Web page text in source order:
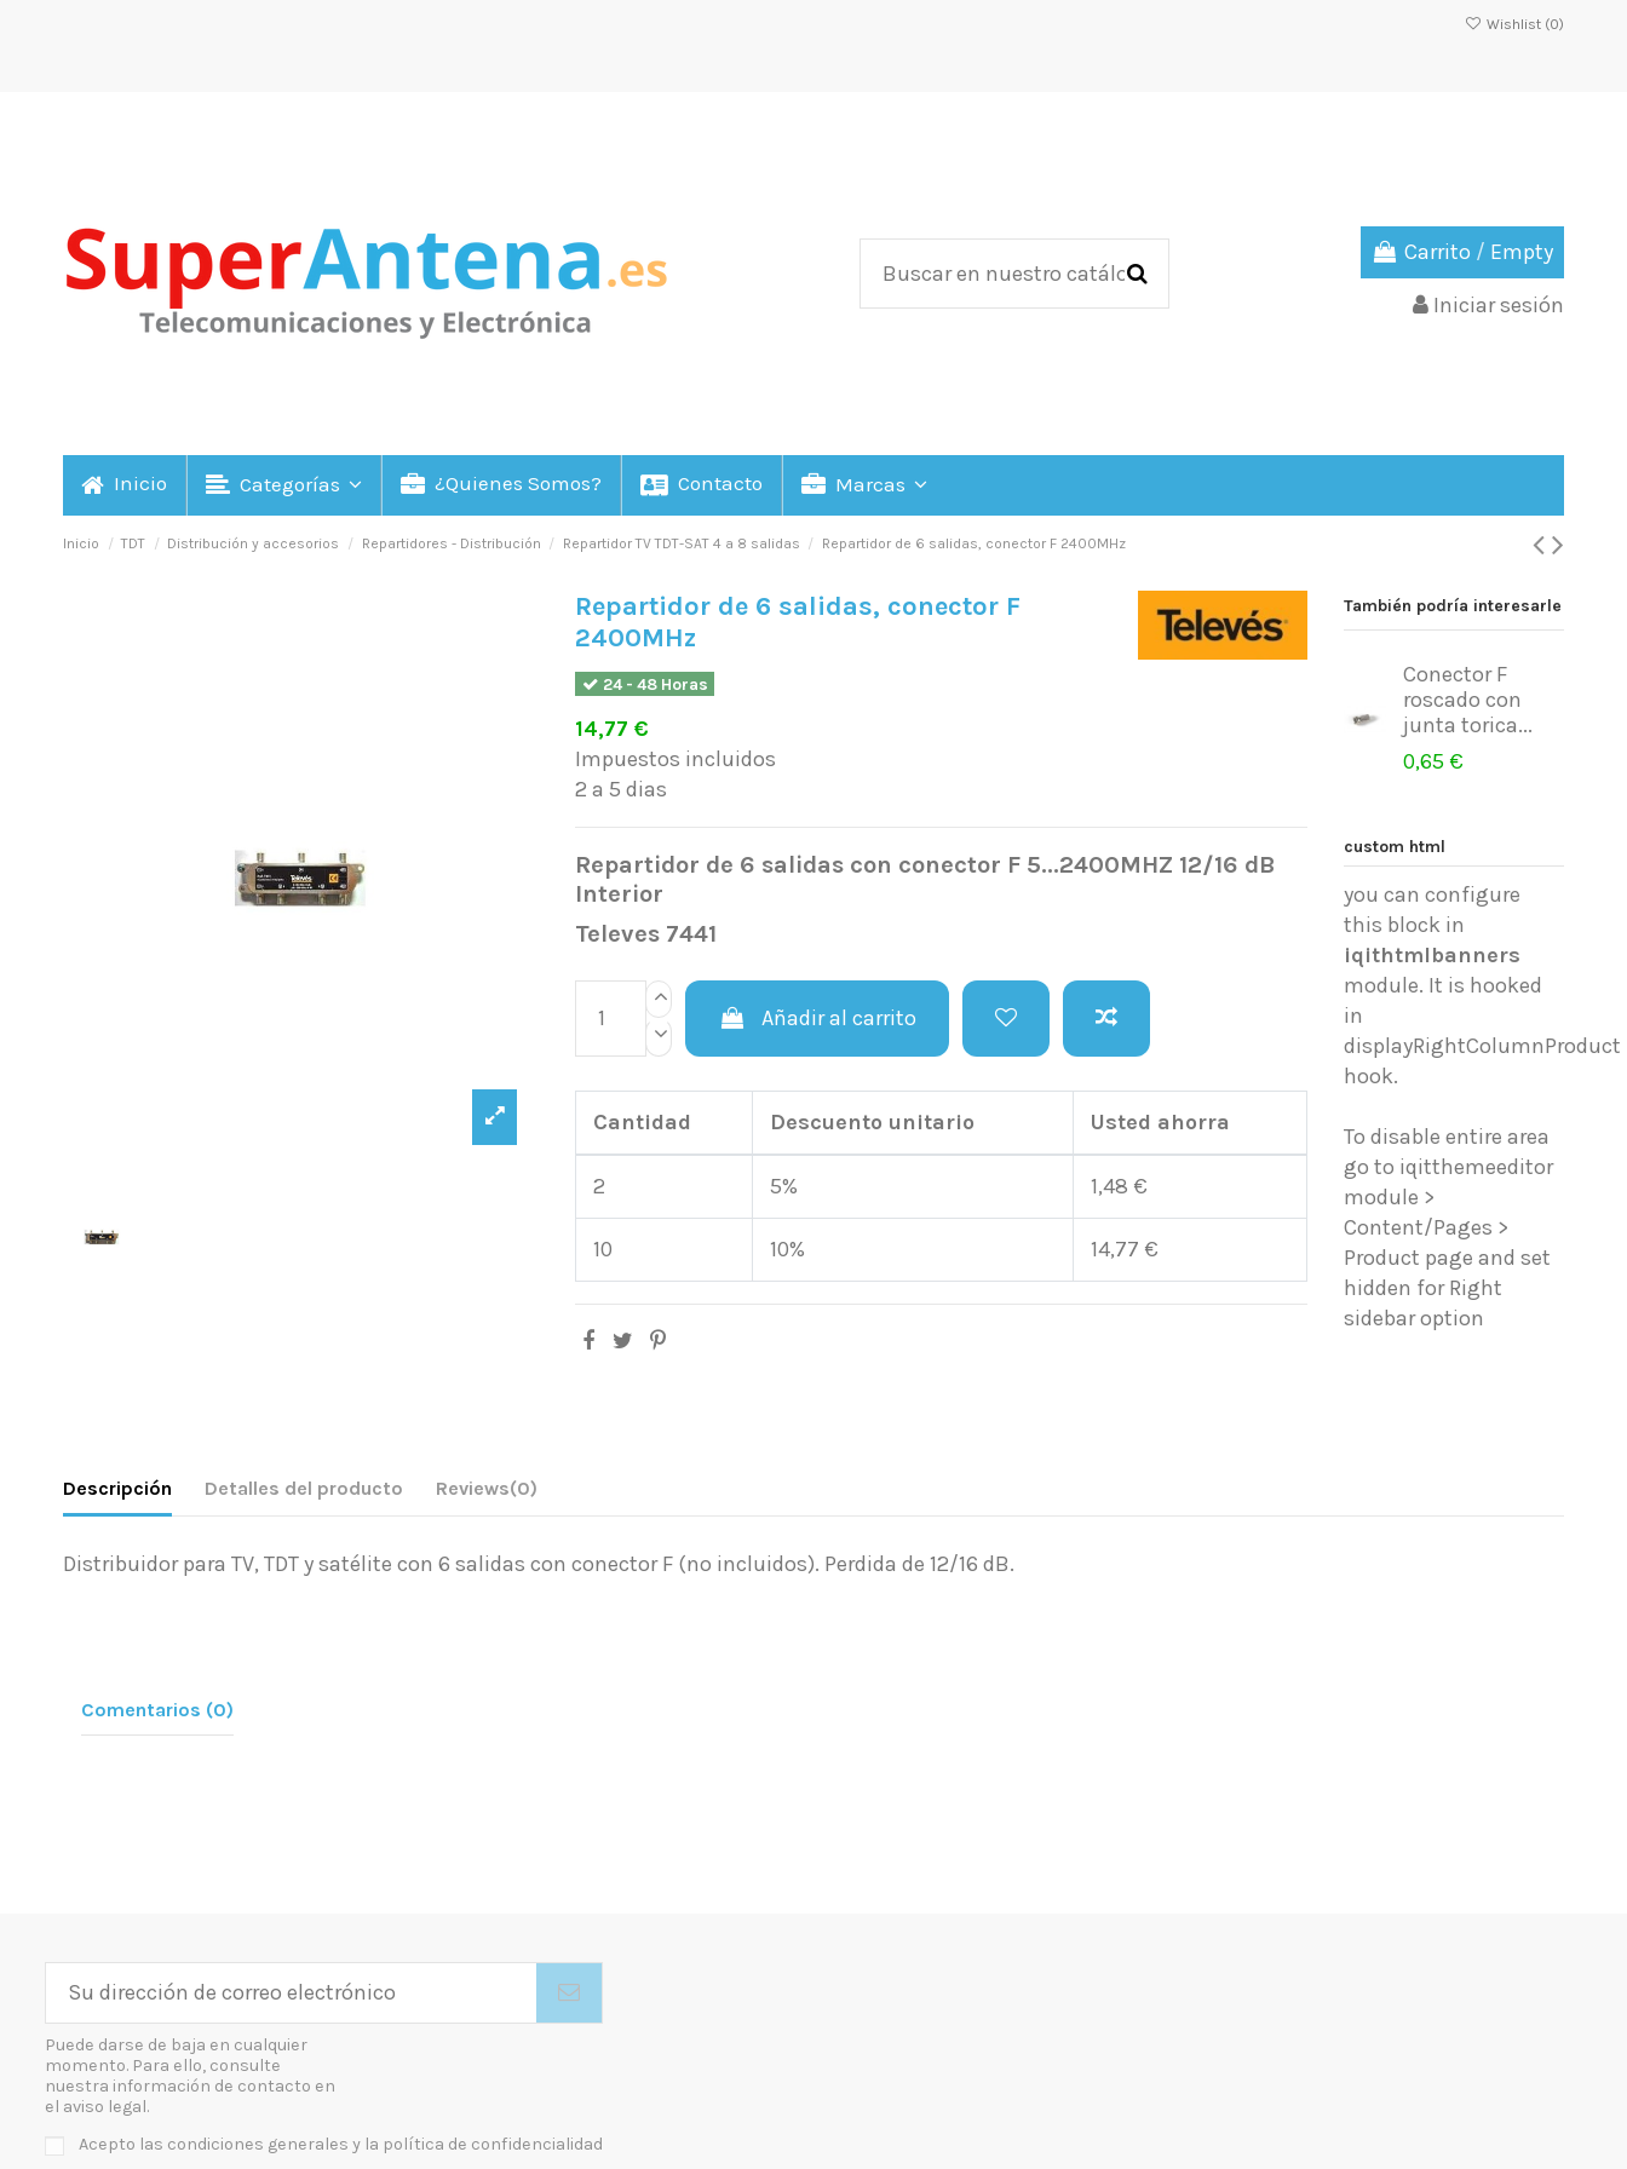
Wishlist (0)
Carrito / Empty
Iniciar sesión
Inicio Categorías ¿Quienes Somos? Contacto Marcas
Inicio TDT Distribución y accesorios Repartidores - Distribución Repartidor TV TDT-SAT 4 a 8 salidas Repartidor de 6 salidas, conector F 2400MHz
Repartidor de 6 salidas, conector F
2400MHz
24 - 48 Horas
14,77 €
Impuestos incluidos
2 a 5 dias
Repartidor de 6 salidas con conector F 5...2400MHZ 12/16 dB
Interior
Televes 7441
Añadir al carrito
Cantidad Descuento unitario Usted ahorra
2 5% 1,48 €
10 10% 14,77 €
También podría interesarle
Conector F
roscado con
junta torica...
0,65 €
custom html
you can configure
this block in
iqithtmlbanners
module. It is hooked
in
displayRightColumnProduct
hook.
To disable entire area
go to iqitthemeeditor
module >
Content/Pages >
Product page and set
hidden for Right
sidebar option
Descripción Detalles del producto Reviews(0)
Distribuidor para TV, TDT y satélite con 6 salidas con conector F (no incluidos). Perdida de 12/16 dB.
Comentarios (0)
Puede darse de baja en cualquier
momento. Para ello, consulte
nuestra información de contacto en
el aviso legal.
Acepto las condiciones generales y la política de confidencialidad